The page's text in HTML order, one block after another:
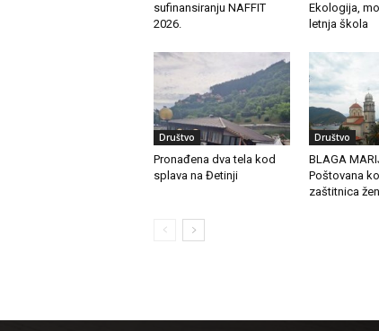
sufinansiranju NAFFIT
2026.
Ekologija,
letnja škola
Društvo
Pronađena dva tela kod
splava na Đetinji
Društvo
BLAGA
Poštovana
zaštitnica